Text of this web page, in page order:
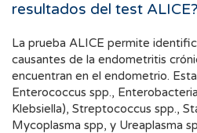
resultados del test ALICE?​
La prueba ALICE permite
causantes de la endometritis
encuentran en el endometrio.
Enterococcus spp.,
Klebsiella), Streptococcus spp.,
Mycoplasma spp, y Ureaplasma